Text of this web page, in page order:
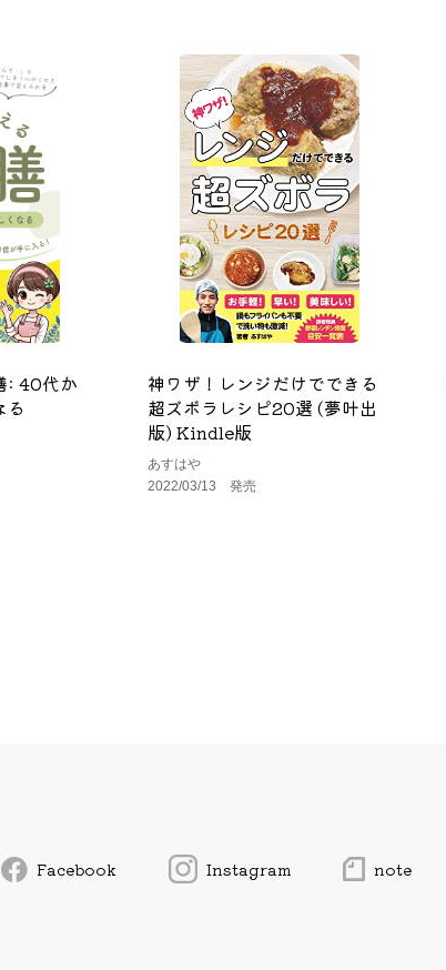
: 40代か
る
神ワザ！レンジだけでできる
超ズボラレシピ20選 (夢叶出
版) Kindle版
あすはや
2022/03/13 発売
Facebook Instagram note